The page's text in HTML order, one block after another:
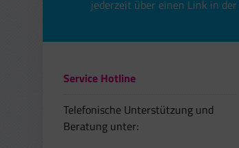
jederzeit über einen Link in
Service Hotline
Telefonische Unterstützung und
Beratung unter: